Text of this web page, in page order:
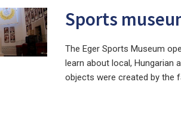
Sports
The Eger Sports Museum
learn about local, Hungarian
objects were created by the